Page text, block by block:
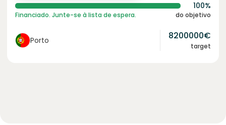
100%
Financiado. Junte-se à lista de espera. do objetivo
Porto 8200000€
target